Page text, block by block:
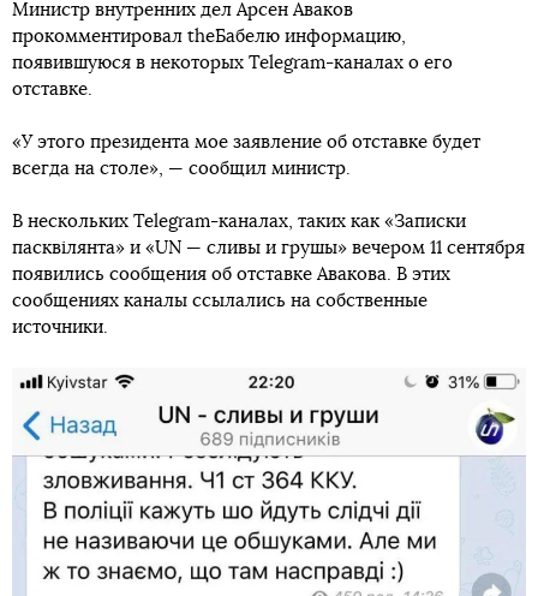
Министр внутренних дел Арсен Аваков
прокомментировал theБабелю информацию,
появившуюся в некоторых Telegram-каналах о его
отставке.
«У этого президента мое заявление об отставке будет
всегда на столе», — сообщил министр.
В нескольких Telegram-каналах, таких как «Записки
пасквілянта» и «UN — сливы и грушы» вечером 11 сентября
появились сообщения об отставке Авакова. В этих
сообщениях каналы ссылались на собственные
источники.